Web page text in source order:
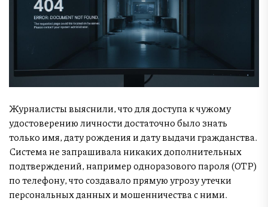
Журналисты выяснили, что для доступа к чужому
удостоверению личности достаточно было знать
только имя, дату рождения и дату выдачи гражданства.
Система не запрашивала никаких дополнительных
подтверждений, например одноразового пароля (OTP)
по телефону, что создавало прямую угрозу утечки
персональных данных и мошенничества с ними.